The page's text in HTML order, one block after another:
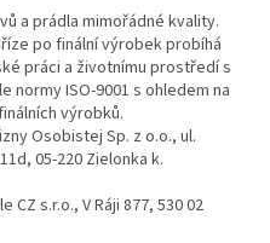
a prádla mimořádné kvality.
po finální výrobek probíhá
práci a životnímu prostředí s
normy ISO-9001 s ohledem na
výrobků.
Osobistej Sp. z o.o., ul.
05-220 Zielonka k.
CZ s.r.o., V Ráji 877, 530 02